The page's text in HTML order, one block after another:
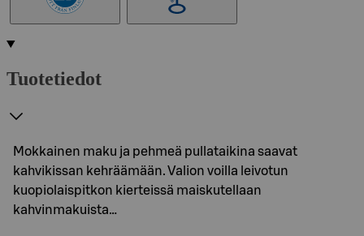
Tuotetiedot
Mokkainen maku ja pehmeä pullataikina saavat
kahvikissan kehräämään. Valion voilla leivotun
kuopiolaispitkon kierteissä maiskutellaan
kahvinmakuista…